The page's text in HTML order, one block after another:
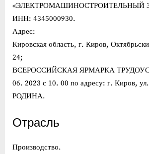
«ЭЛЕКТРОМАШИНОСТРОИТЕЛЬНЫЙ
ИНН: 4345000930.
Адрес:
Кировская область, г. Киров,
24;
ВСЕРОССИЙСКАЯ ЯРМАРКА
06. 2023 с 10. 00 по адресу: г. Киров,
РОДИНА.
Отрасль
Производство.